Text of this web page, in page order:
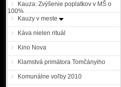
Kauza: Zvýšenie poplatkov v MŠ o
100%
Kauzy v meste
Káva nielen rituál
Kino Nova
Klamstvá primátora Tomčányiho
Komunálne voľby 2010